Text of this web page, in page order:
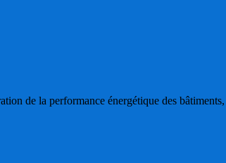
de la performance énergétique des